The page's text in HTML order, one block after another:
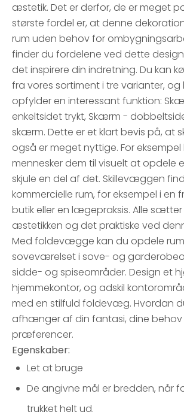
æstetik. Det er derfor, de er meget
største fordel er, at denne
rum uden behov for
finder du fordelene ved dette
det inspirere din indretning. Du kan
fra vores sortiment i tre varianter,
opfylder en interessant funktion:
enkeltsidet trykt, Skærm -
skærm. Dette er et klart bevis på, at
også er meget nyttige. For
mennesker dem til visuelt at opdele
skjule en del af det. Skillevæggen
kommercielle rum, for eksempel i en
butik eller en lægepraksis. Alle
æstetikken og det praktiske ved
Med foldevægge kan du opdele
soveværelset i sove- og
sidde- og spiseområder. Design et
hjemmekontor, og adskil
med en stilfuld foldevæg. Hvordan
afhænger af din fantasi, dine behov
præferencer.
Egenskaber:
Let at bruge
De angivne mål er bredden, når
trukket helt ud.